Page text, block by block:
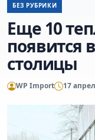
БЕЗ РУБРИКИ
Еще 10
появится
столицы
WP Import 17